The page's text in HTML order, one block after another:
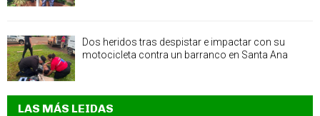
Dos heridos tras despistar e impactar con su
motocicleta contra un barranco en Santa Ana
LAS MÁS LEIDAS